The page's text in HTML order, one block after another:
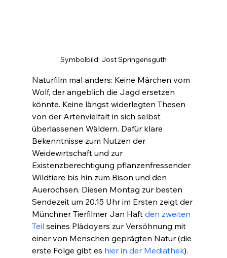
Symbolbild: Jost Springensguth
Naturfilm mal anders: Keine Märchen vom
Wolf, der angeblich die Jagd ersetzen
könnte. Keine längst widerlegten Thesen
von der Artenvielfalt in sich selbst
überlassenen Wäldern. Dafür klare
Bekenntnisse zum Nutzen der
Weidewirtschaft und zur
Existenzberechtigung pflanzenfressender
Wildtiere bis hin zum Bison und den
Auerochsen. Diesen Montag zur besten
Sendezeit um 20.15 Uhr im Ersten zeigt der
Münchner Tierfilmer Jan Haft den zweiten
Teil seines Plädoyers zur Versöhnung mit
einer von Menschen geprägten Natur (die
erste Folge gibt es hier in der Mediathek).